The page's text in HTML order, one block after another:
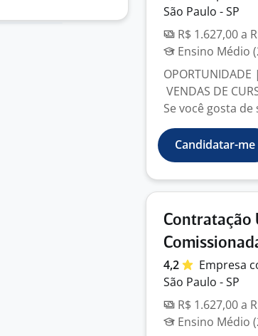
São Paulo - SP
R$ 1.627,00 a
Ensino Médio
OPORTUNIDADE
VENDAS DE
Se você gosta
Candidatar-me
Contratação
4,2 Empresa
São Paulo - SP
R$ 1.627,00 a
Ensino Médio